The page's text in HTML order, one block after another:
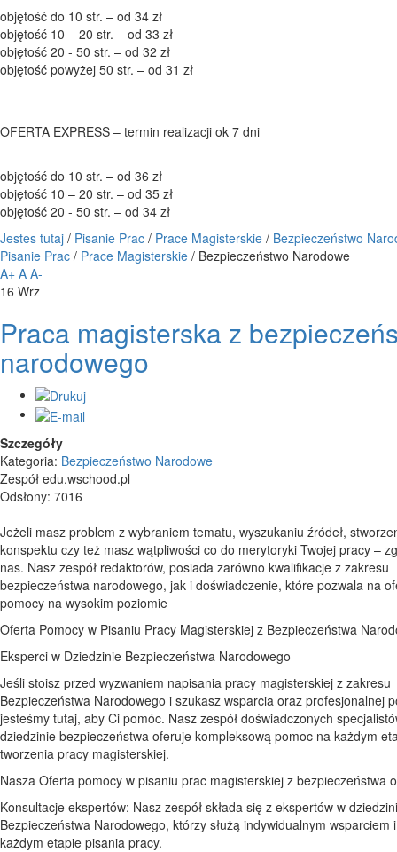
objętość do 10 str. – od 34 zł
objętość 10 – 20 str. – od 33 zł
objętość 20 - 50 str. – od 32 zł
objętość powyżej 50 str. – od 31 zł
OFERTA EXPRESS – termin realizacji ok 7 dni
objętość do 10 str. – od 36 zł
objętość 10 – 20 str. – od 35 zł
objętość 20 - 50 str. – od 34 zł
Jestes tutaj / Pisanie Prac / Prace Magisterskie / Bezpieczeństwo
Pisanie Prac / Prace Magisterskie / Bezpieczeństwo Narodowe
A+ A A-
16 Wrz
Praca magisterska z
narodowego
Szczegóły
Kategoria: Bezpieczeństwo Narodowe
Zespół edu.wschood.pl
Odsłony: 7016
Jeżeli masz problem z wybraniem tematu, wyszukaniu źródeł,
konspektu czy też masz wątpliwości co do merytoryki Twojej pracy –
nas. Nasz zespół redaktorów, posiada zarówno kwalifikacje z zakresu
bezpieczeństwa narodowego, jak i doświadczenie, które pozwala na
pomocy na wysokim poziomie
Oferta Pomocy w Pisaniu Pracy Magisterskiej z Bezpieczeństwa
Eksperci w Dziedzinie Bezpieczeństwa Narodowego
Jeśli stoisz przed wyzwaniem napisania pracy magisterskiej z zakresu
Bezpieczeństwa Narodowego i szukasz wsparcia oraz profesjonalnej
jesteśmy tutaj, aby Ci pomóc. Nasz zespół doświadczonych
dziedzinie bezpieczeństwa oferuje kompleksową pomoc na każdym
tworzenia pracy magisterskiej.
Nasza Oferta pomocy w pisaniu prac magisterskiej z bezpieczeństwa
Konsultacje ekspertów: Nasz zespół składa się z ekspertów w
Bezpieczeństwa Narodowego, którzy służą indywidualnym wsparciem
każdym etapie pisania pracy.